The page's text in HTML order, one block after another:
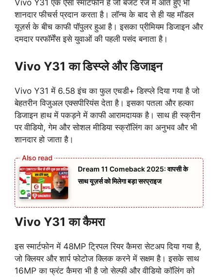
Vivo Y31 एक ऐसा स्मार्टफोन है जो बजट रेंज में आते हुए भी
शानदार फीचर्स प्रदान करता है। लॉन्च के बाद से ही यह मॉडल
यूज़र्स के बीच काफी पॉपुलर हुआ है। इसका प्रीमियम डिजाइन और
दमदार परफॉर्मेंस इसे युवाओं की पहली पसंद बनाता है।
Vivo Y31 का डिस्प्ले और डिजाइन
Vivo Y31 में 6.58 इंच का फुल एचडी+ डिस्प्ले दिया गया है जो
बेहतरीन विजुअल एक्सपीरियंस देता है। इसका पतला और हल्का
डिजाइन हाथ में पकड़ने में काफी आरामदायक है। साथ ही स्क्रीन
पर वीडियो, गेम और सोशल मीडिया स्क्रॉलिंग का अनुभव और भी
शानदार हो जाता है।
Dream 11 Comeback 2025: वापसी के
साथ यूज़र्स को मिलेगा बड़ा सरप्राइज
Vivo Y31 का कैमरा
इस स्मार्टफोन में 48MP ट्रिपल रियर कैमरा सेटअप दिया गया है,
जो क्लियर और शार्प फोटोज क्लिक करने में सक्षम है। इसके साथ
16MP का फ्रंट कैमरा भी है जो सेल्फी और वीडियो कॉलिंग को